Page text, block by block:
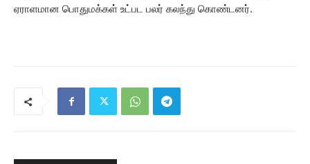
ஏராளமான பொதுமக்கள் உட்பட பலர் கலந்து கொண்டனர்.